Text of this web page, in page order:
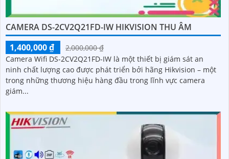
CAMERA DS-2CV2Q21FD-IW HIKVISION THU ÂM
1,400,000 ₫
2,000,000 ₫
Camera Wifi DS-2CV2Q21FD-IW là một thiết bị giám sát an
ninh chất lượng cao được phát triển bởi hãng Hikvision – một
trong những thương hiệu hàng đầu trong lĩnh vực camera
giám...